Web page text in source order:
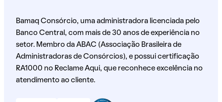
Bamaq Consórcio, uma administradora licenciada pelo
Banco Central, com mais de 30 anos de experiência no
setor. Membro da ABAC (Associação Brasileira de
Administradoras de Consórcios), e possui certificação
RA1000 no Reclame Aqui, que reconhece excelência no
atendimento ao cliente.